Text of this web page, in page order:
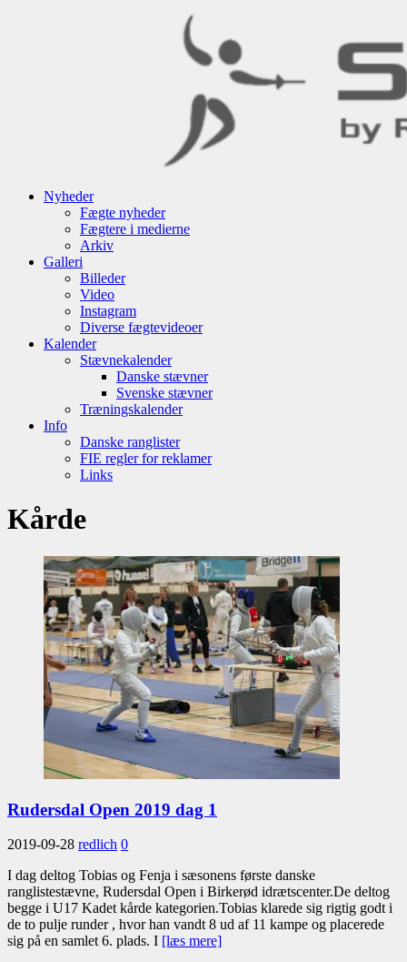
Nyheder
Fægte nyheder
Fægtere i medierne
Arkiv
Galleri
Billeder
Video
Instagram
Diverse fægtevideoer
Kalender
Stævnekalender
Danske stævner
Svenske stævner
Træningskalender
Info
Danske ranglister
FIE regler for reklamer
Links
Kårde
Rudersdal Open 2019 dag 1
2019-09-28 redlich 0
I dag deltog Tobias og Fenja i sæsonens første danske
ranglistestævne, Rudersdal Open i Birkerød idrætscenter.De deltog
begge i U17 Kadet kårde kategorien.Tobias klarede sig rigtig godt i
de to pulje runder , hvor han vandt 8 ud af 11 kampe og placerede
sig på en samlet 6. plads. I [læs mere]